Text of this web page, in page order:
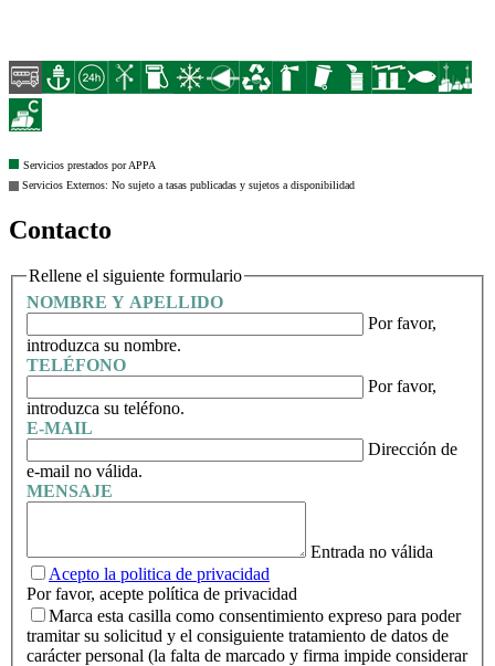
Servicios prestados por APPA
Servicios Externos: No sujeto a tasas publicadas y sujetos a disponibilidad
Contacto
Rellene el siguiente formulario
NOMBRE Y APELLIDO
Por favor,
introduzca su nombre.
TELÉFONO
Por favor,
introduzca su teléfono.
E-MAIL
Dirección de
e-mail no válida.
MENSAJE
Entrada no válida
Acepto la politica de privacidad
Por favor, acepte política de privacidad
Marca esta casilla como consentimiento expreso para poder
tramitar su solicitud y el consiguiente tratamiento de datos de
carácter personal (la falta de marcado y firma impide considerar